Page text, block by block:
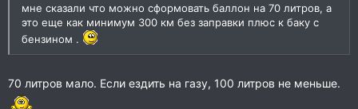
мне сказали что можно сформовать баллон на 70 литров, а
это еще как минимум 300 км без заправки плюс к баку с
бензином .
70 литров мало. Если ездить на газу, 100 литров не меньше.